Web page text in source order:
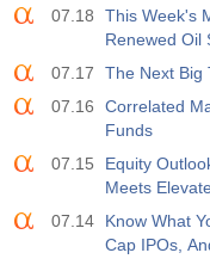
454
17:00
USD
베이커 휴즈 미국
활동
USD
연방 소비자 신용
$​14.17 B
07.18
This Week's
Renewed Oil
07.17
The Next Big
07.16
Correlated
Funds
07.15
Equity
Meets
07.14
Know What
Cap IPOs,